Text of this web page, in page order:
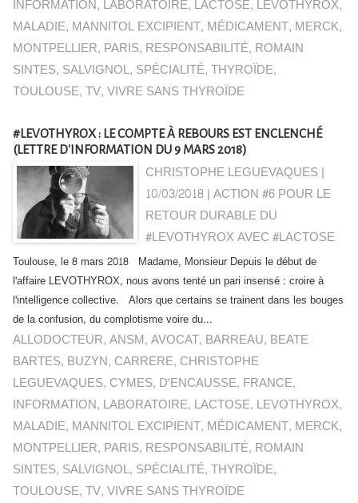
INFORMATION, LABORATOIRE, LACTOSE, LEVOTHYROX,
MALADIE, MANNITOL EXCIPIENT, MÉDICAMENT, MERCK,
MONTPELLIER, PARIS, RESPONSABILITÉ, ROMAIN
SINTES, SALVIGNOL, SPÉCIALITÉ,THYROÏDE,
TOULOUSE,TV,VIVRE SANS THYROÏDE
#LEVOTHYROX : LE COMPTE À REBOURS EST ENCLENCHÉ
(LETTRE D'INFORMATION DU 9 MARS 2018)
CHRISTOPHE LEGUEVAQUES |
10/03/2018|ACTION #6 POUR LE
RETOUR DURABLE DU
#LEVOTHYROX AVEC #LACTOSE
Toulouse, le 8 mars 2018 Madame, Monsieur Depuis le début de
l'affaire LEVOTHYROX, nous avons tenté un pari insensé : croire à
l'intelligence collective. Alors que certains se trainent dans les bouges
de la confusion, du complotisme voire du...
ALLODOCTEUR,ANSM,AVOCAT, BARREAU, BEATE
BARTES, BUZYN, CARRERE, CHRISTOPHE
LEGUEVAQUES, CYMES, D'ENCAUSSE, FRANCE,
INFORMATION, LABORATOIRE, LACTOSE, LEVOTHYROX,
MALADIE, MANNITOL EXCIPIENT, MÉDICAMENT, MERCK,
MONTPELLIER, PARIS, RESPONSABILITÉ, ROMAIN
SINTES, SALVIGNOL, SPÉCIALITÉ,THYROÏDE,
TOULOUSE,TV,VIVRE SANS THYROÏDE